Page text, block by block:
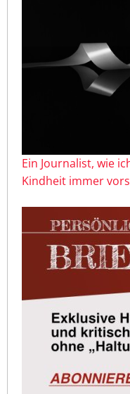
Ein Journalist, wie
Kindheit immer